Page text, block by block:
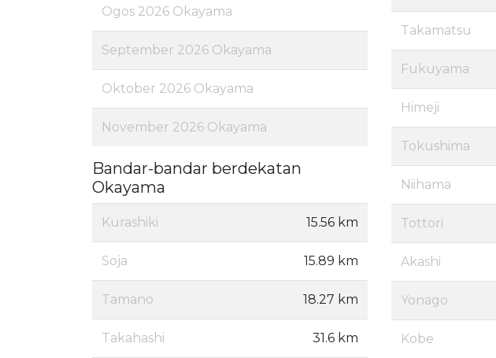
Ogos 2026 Okayama
September 2026 Okayama
Oktober 2026 Okayama
November 2026 Okayama
Bandar-bandar berdekatan
Okayama
Kurashiki 15.56 km
Soja 15.89 km
Tamano 18.27 km
Takahashi 31.6 km
Takamatsu
Fukuyama
Himeji
Tokushima
Niihama
Tottori
Akashi
Yonago
Kobe